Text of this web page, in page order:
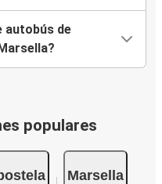
autobús de
populares
Marsella